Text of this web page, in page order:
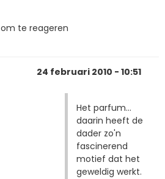
om te reageren
24 februari 2010 - 10:51
Het parfum...
daarin heeft de
dader zo'n
fascinerend
motief dat het
geweldig werkt.